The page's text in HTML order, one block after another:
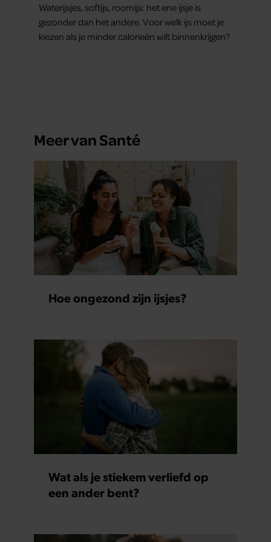
Waterijsjes, softijs, roomijs: het ene ijsje is
gezonder dan het andere. Voor welk ijs moet je
kiezen als je minder calorieën wilt binnenkrijgen?
Meer van Santé
Hoe ongezond zijn ijsjes?
Wat als je stiekem verliefd op
een ander bent?